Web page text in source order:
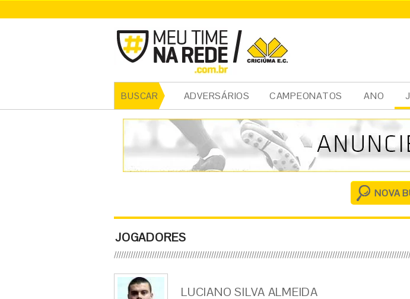
BUSCAR ADVERSÁRIOS CAMPEONATOS ANO
NOVA
JOGADORES
LUCIANO SILVA ALMEIDA